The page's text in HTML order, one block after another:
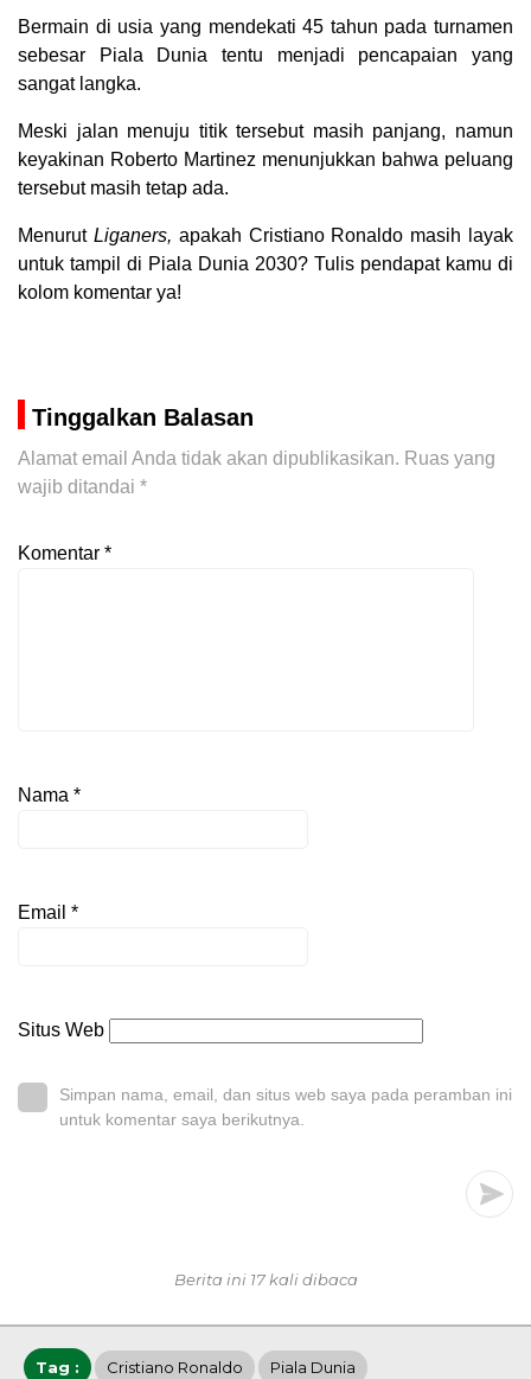
Bermain di usia yang mendekati 45 tahun pada turnamen
sebesar Piala Dunia tentu menjadi pencapaian yang
sangat langka.
Meski jalan menuju titik tersebut masih panjang, namun
keyakinan Roberto Martinez menunjukkan bahwa peluang
tersebut masih tetap ada.
Menurut Liganers, apakah Cristiano Ronaldo masih layak
untuk tampil di Piala Dunia 2030? Tulis pendapat kamu di
kolom komentar ya!
Tinggalkan Balasan
Alamat email Anda tidak akan dipublikasikan. Ruas yang
wajib ditandai *
Komentar *
Nama *
Email *
Situs Web
Simpan nama, email, dan situs web saya pada peramban ini
untuk komentar saya berikutnya.
Berita ini 17 kali dibaca
Tag : Cristiano Ronaldo Piala Dunia